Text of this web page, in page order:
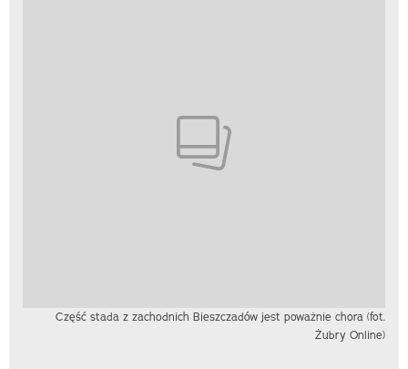
Część stada z zachodnich Bieszczadów jest poważnie chora (fot.
Żubry Online)